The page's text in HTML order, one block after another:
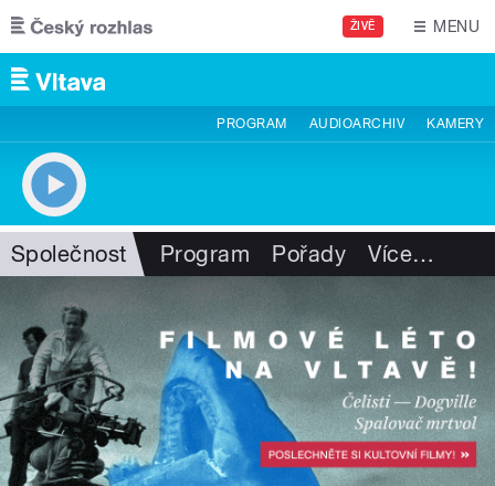
Přejít k hlavnímu obsahu
ŽIVĚ MENU
PROGRAM AUDIOARCHIV KAMERY
Společnost Program Pořady Více…